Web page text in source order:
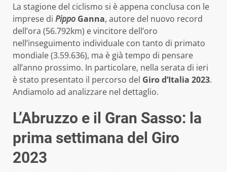
La stagione del ciclismo si è appena conclusa con le
imprese di Pippo Ganna, autore del nuovo record
dell’ora (56.792km) e vincitore dell’oro
nell’inseguimento individuale con tanto di primato
mondiale (3.59.636), ma è già tempo di pensare
all’anno prossimo. In particolare, nella serata di ieri
è stato presentato il percorso del Giro d’Italia 2023.
Andiamolo ad analizzare nel dettaglio.
L’Abruzzo e il Gran Sasso: la
prima settimana del Giro
2023